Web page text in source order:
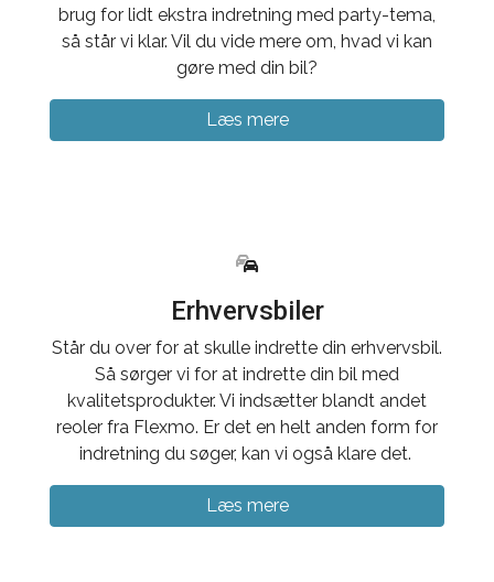
brug for lidt ekstra indretning med party-tema,
så står vi klar. Vil du vide mere om, hvad vi kan
gøre med din bil?
Læs mere
Erhvervsbiler
Står du over for at skulle indrette din erhvervsbil.
Så sørger vi for at indrette din bil med
kvalitetsprodukter. Vi indsætter blandt andet
reoler fra Flexmo. Er det en helt anden form for
indretning du søger, kan vi også klare det.
Læs mere